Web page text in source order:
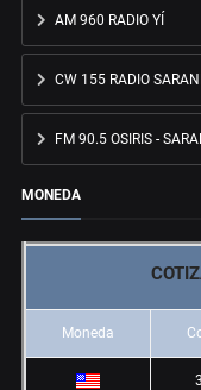
AM 960 RADIO YÍ
CW 155 RADIO
FM 90.5 OSIRIS -
MONEDA
Moneda